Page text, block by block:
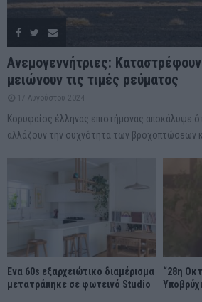
Ανεμογεννήτριες:
μειώνουν τις τιμές ρεύματος
17 Αυγούστου 2024
Κορυφαίος έλληνας επιστήμονας αποκάλυψε
αλλάζουν την συχνότητα των βροχοπτώσεων
Ένα 60s εξαρχειώτικο διαμέρισμα
μετατράπηκε σε φωτεινό Studio
“28η